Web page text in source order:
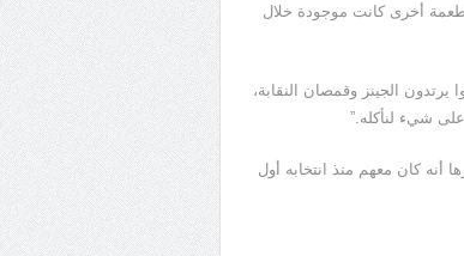
أخرى كانت موجودة خلال
الجينز وقمصان النقابة،
شيء لنأكله.”
أنه كان معهم منذ انتخابه أول